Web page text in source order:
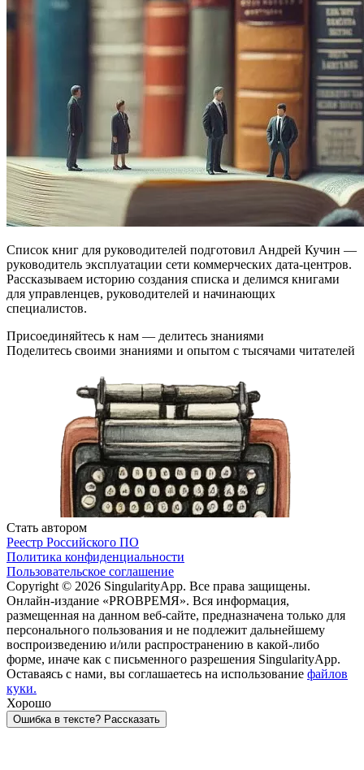
Список книг для руководителей подготовил Андрей Кучин —
руководитель эксплуатации сети коммерческих дата-центров.
Рассказываем историю создания списка и делимся книгами
для управленцев, руководителей и начинающих
специалистов.
Присоединяйтесь к нам — делитесь знаниями
Поделитесь своими знаниями и опытом с тысячами читателей
Стать автором
Реестр Российского ПО
Политика конфиденциальности
Пользовательское соглашение
Copyright © 2026 SingularityApp. Все права защищены.
Онлайн-издание «PROВРЕМЯ». Вся информация,
размещенная на данном веб-сайте, предназначена только для
персонального пользования и не подлежит дальнейшему
воспроизведению и/или распространению в какой-либо
форме, иначе как с письменного разрешения SingularityApp.
Оставаясь с нами, вы соглашаетесь на использование файлов
куки.
Хорошо
Ошибка в тексте? Рассказать